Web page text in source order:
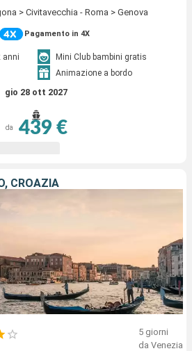
> Civitavecchia - Roma > Genova
Pagamento in 4X
anni
Mini Club bambini gratis
Animazione a bordo
gio 28 ott 2027
da 439 €
CROAZIA
5 giorni
da Venezia